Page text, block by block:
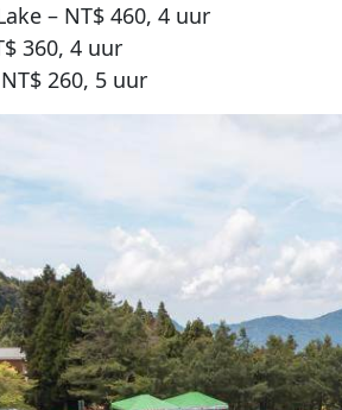
– NT$ 460, 4 uur
360, 4 uur
260, 5 uur